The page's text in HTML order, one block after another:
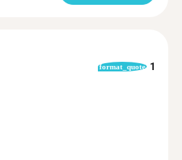
format_quote 1